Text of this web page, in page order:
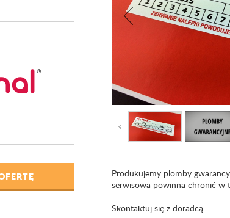
Produkujemy plomby
serwisowa powinna chronić w
Skontaktuj się z doradcą: